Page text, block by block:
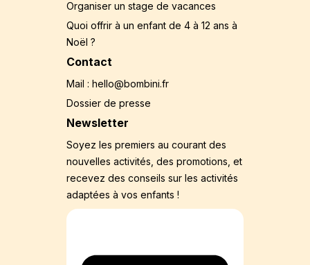
Organiser un stage de vacances
Quoi offrir à un enfant de 4 à 12 ans à
Noël ?
Contact
Mail : hello@bombini.fr
Dossier de presse
Newsletter
Soyez les premiers au courant des
nouvelles activités, des promotions, et
recevez des conseils sur les activités
adaptées à vos enfants !